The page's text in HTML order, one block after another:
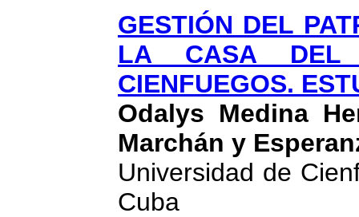
GESTIÓN DEL
LA CASA DEL
CIENFUEGOS.
Odalys Medina
Marchán y
Universidad de
Cuba